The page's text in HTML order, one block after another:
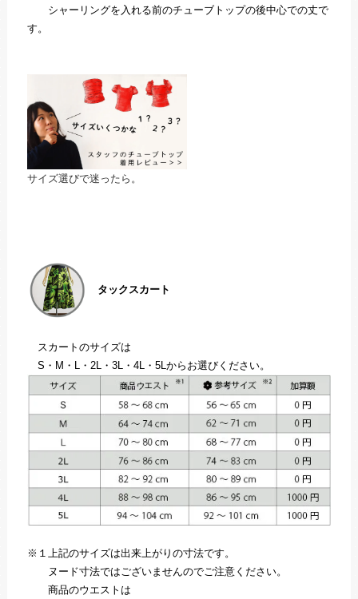
シャーリングを入れる前のチューブトップの後中心での丈で
す。
サイズ選びで迷ったら。
タックスカート
スカートのサイズは
S・M・L・2L・3L・4L・5Lからお選びください。
※１上記のサイズは出来上がりの寸法です。
ヌード寸法ではございませんのでご注意ください。
商品のウエストは